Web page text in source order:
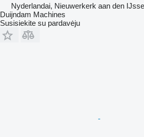
Nyderlandai, Nieuwerkerk aan den
Duijndam Machines
Susisiekite su pardavėju